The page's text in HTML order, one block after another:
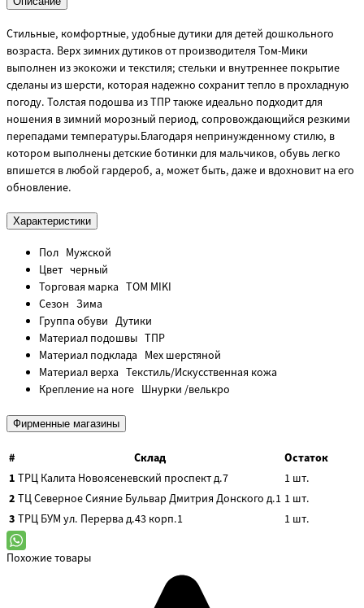
Стильные, комфортные, удобные дутики для детей дошкольного
возраста. Верх зимних дутиков от производителя Том-Мики
выполнен из экокожи и текстиля; стельки и внутреннее покрытие
сделаны из шерсти, которая надежно сохранит тепло в прохладную
погоду. Толстая подошва из ТПР также идеально подходит для
ношения в зимний морозный период, сопровождающийся резкими
перепадами температуры.Благодаря непринужденному стилю, в
котором выполнены детские ботинки для мальчиков, обувь легко
впишется в любой гардероб, а, может быть, даже и вдохновит на его
обновление.
Характеристики
Пол Мужской
Цвет черный
Торговая марка TOM MIKI
Сезон Зима
Группа обуви Дутики
Материал подошвы ТПР
Материал подклада Мех шерстяной
Материал верха Текстиль/Искусственная кожа
Крепление на ноге Шнурки /велькро
Фирменные магазины
# Склад
Остаток
1 ТРЦ Калита Новоясеневский проспект д.7 1 шт.
2 ТЦ Северное Сияние Бульвар Дмитрия Донского д.1 1 шт.
3 ТРЦ БУМ ул. Перерва д.43 корп.1 1 шт.
Похожие товары